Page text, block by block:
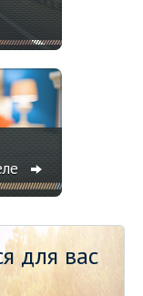
для вас